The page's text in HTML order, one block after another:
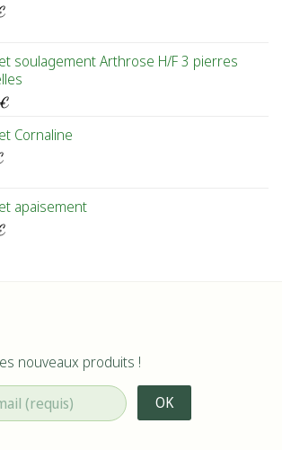
soulagement Arthrose H/F 3 pierres
€
Cornaline
apaisement
nouveaux produits !